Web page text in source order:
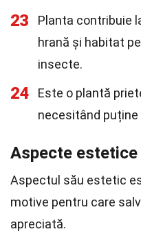
23
Planta contribuie
hrană și habitat
insecte.
24
Este o plantă
necesitând
Aspecte estetice
Aspectul său estetic
motive pentru care
apreciată.